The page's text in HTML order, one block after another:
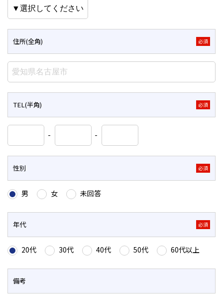
住所(全角) 必須
TEL(半角) 必須
- -
性別 必須
男 女 未回答
年代 必須
20代 30代 40代 50代 60代以上
備考